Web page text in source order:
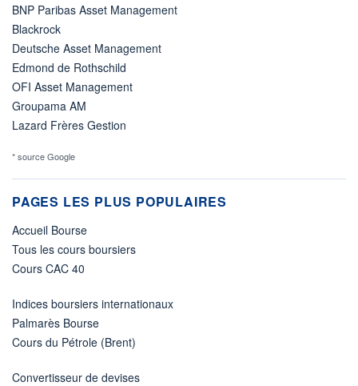
BNP Paribas Asset Management
Blackrock
Deutsche Asset Management
Edmond de Rothschild
OFI Asset Management
Groupama AM
Lazard Frères Gestion
* source Google
PAGES LES PLUS POPULAIRES
Accueil Bourse
Tous les cours boursiers
Cours CAC 40
Indices boursiers internationaux
Palmarès Bourse
Cours du Pétrole (Brent)
Convertisseur de devises